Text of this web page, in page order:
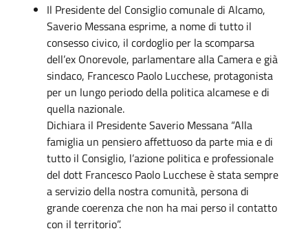
Il Presidente del Consiglio comunale di Alcamo,
Saverio Messana esprime, a nome di tutto il
consesso civico, il cordoglio per la scomparsa
dell’ex Onorevole, parlamentare alla Camera e già
sindaco, Francesco Paolo Lucchese, protagonista
per un lungo periodo della politica alcamese e di
quella nazionale.
Dichiara il Presidente Saverio Messana “Alla
famiglia un pensiero affettuoso da parte mia e di
tutto il Consiglio, l’azione politica e professionale
del dott Francesco Paolo Lucchese è stata sempre
a servizio della nostra comunità, persona di
grande coerenza che non ha mai perso il contatto
con il territorio”.